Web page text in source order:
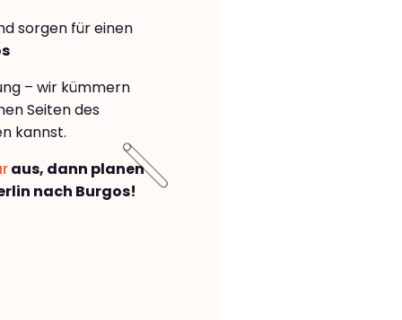
sorgen für einen
– wir kümmern
Seiten des
kannst.
aus, dann planen
nach Burgos!